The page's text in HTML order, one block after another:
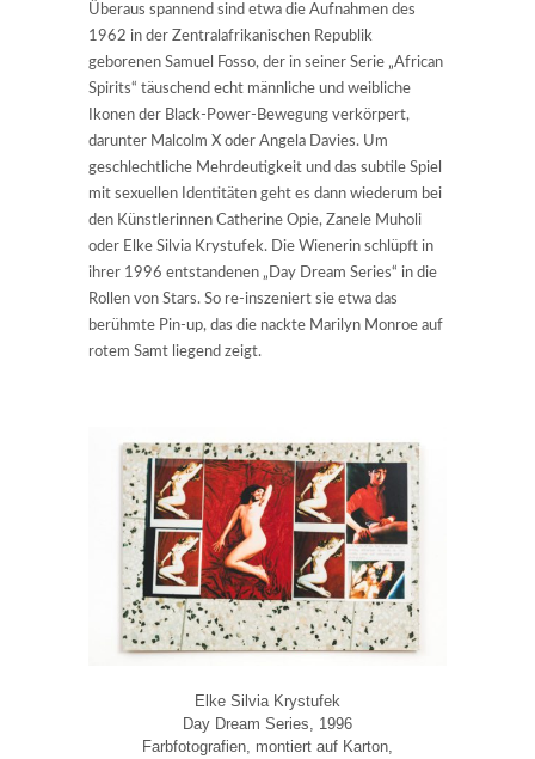
Überaus spannend sind etwa die Aufnahmen des
1962 in der Zentralafrikanischen Republik
geborenen Samuel Fosso, der in seiner Serie „African
Spirits“ täuschend echt männliche und weibliche
Ikonen der Black-Power-Bewegung verkörpert,
darunter Malcolm X oder Angela Davies. Um
geschlechtliche Mehrdeutigkeit und das subtile Spiel
mit sexuellen Identitäten geht es dann wiederum bei
den Künstlerinnen Catherine Opie, Zanele Muholi
oder Elke Silvia Krystufek. Die Wienerin schlüpft in
ihrer 1996 entstandenen „Day Dream Series“ in die
Rollen von Stars. So re-inszeniert sie etwa das
berühmte Pin-up, das die nackte Marilyn Monroe auf
rotem Samt liegend zeigt.
Elke Silvia Krystufek
Day Dream Series, 1996
Farbfotografien, montiert auf Karton,